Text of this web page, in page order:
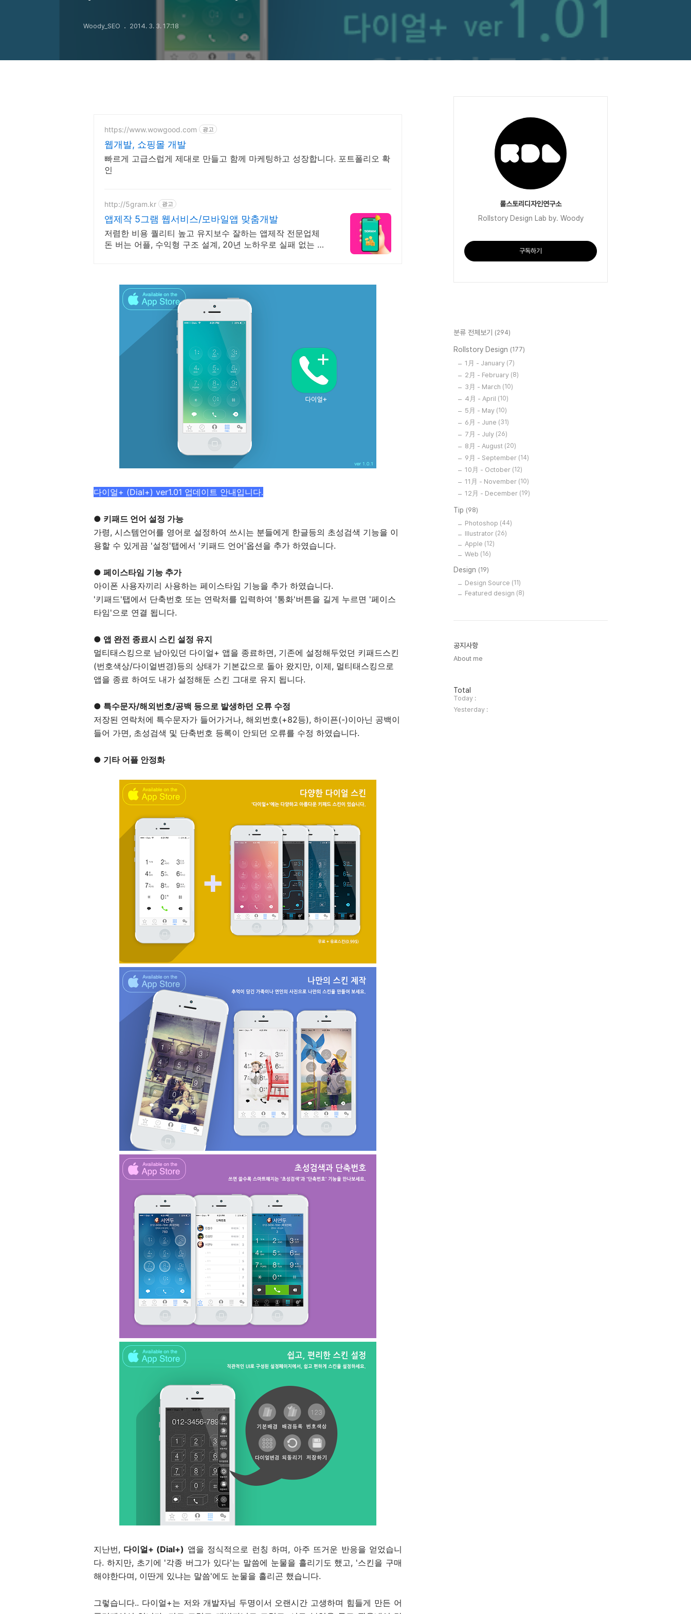
Woody_SEO 2014. 3. 3. 17:18
https://www.wowgood.com 광고
웹개발, 쇼핑몰 개발
빠르게 고급스럽게 제대로 만들고 함께 마케팅하고 성장합니다. 포트폴리오 확
인
http://5gram.kr 광고
앱제작 5그램 웹서비스/모바일앱 맞춤개발
저렴한 비용 퀄리티 높고 유지보수 잘하는 앱제작 전문업체
돈 버는 어플, 수익형 구조 설계, 20년 노하우로 실패 없는 프
다이얼+ (Dial+) ver1.01 업데이트 안내입니다.
● 키패드 언어 설정 가능
가령, 시스템언어를 영어로 설정하여 쓰시는 분들에게 한글등의 초성검색 기능을 이
용할 수 있게끔 '설정'탭에서 '키패드 언어'옵션을 추가 하였습니다.
● 페이스타임 기능 추가
아이폰 사용자끼리 사용하는 페이스타임 기능을 추가 하였습니다.
'키패드'탭에서 단축번호 또는 연락처를 입력하여 '통화'버튼을 길게 누르면 '페이스
타임'으로 연결 됩니다.
● 앱 완전 종료시 스킨 설정 유지
멀티태스킹으로 남아있던 다이얼+ 앱을 종료하면, 기존에 설정해두었던 키패드스킨
(번호색상/다이얼변경)등의 상태가 기본값으로 돌아 왔지만, 이제, 멀티태스킹으로
앱을 종료 하여도 내가 설정해둔 스킨 그대로 유지 됩니다.
● 특수문자/해외번호/공백 등으로 발생하던 오류 수정
저장된 연락처에 특수문자가 들어가거나, 해외번호(+82등), 하이픈(-)이아닌 공백이
들어 가면, 초성검색 및 단축번호 등록이 안되던 오류를 수정 하였습니다.
● 기타 어플 안정화
지난번, 다이얼+ (Dial+) 앱을 정식적으로 런칭 하며, 아주 뜨거운 반응을 얻었습니
다. 하지만, 초기에 '각종 버그가 있다'는 말씀에 눈물을 흘리기도 했고, '스킨을 구매
해야한다며, 이딴게 있냐는 말씀'에도 눈물을 흘리곤 했습니다.
그렇습니다.. 다이얼+는 저와 개발자님 두명이서 오랜시간 고생하며 힘들게 만든 어
롤스토리디자인연구소
Rollstory Design Lab by. Woody
구독하기
분류 전체보기 (294)
Rollstory Design (177)
1月 - January (7)
2月 - February (8)
3月 - March (10)
4月 - April (10)
5月 - May (10)
6月 - June (31)
7月 - July (26)
8月 - August (20)
9月 - September (14)
10月 - October (12)
11月 - November (10)
12月 - December (19)
Tip (98)
Photoshop (44)
Illustrator (26)
Apple (12)
Web (16)
Design (19)
Design Source (11)
Featured design (8)
공지사항
About me
방
문
자
수
Total
Today :
Yesterday :